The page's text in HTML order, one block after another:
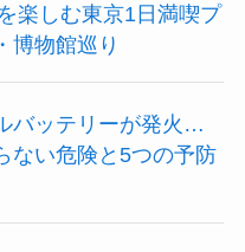
楽しむ東京1日満喫プ
博物館巡り
バッテリーが発火…
ない危険と5つの予防